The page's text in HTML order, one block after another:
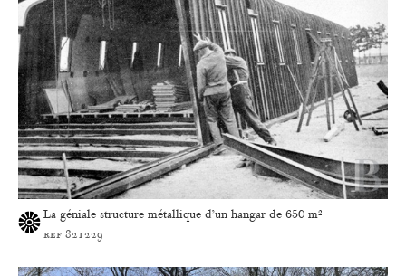
La géniale structure métallique d’un hangar de 650 m²
ref 821229